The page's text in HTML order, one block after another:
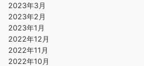
2023年3月
2023年2月
2023年1月
2022年12月
2022年11月
2022年10月